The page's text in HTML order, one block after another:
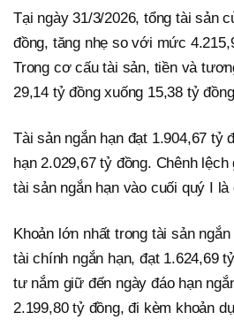
Tại ngày 31/3/2026, tổng tài sản
đồng, tăng nhẹ so với mức
Trong cơ cấu tài sản, tiền và
29,14 tỷ đồng xuống 15,38 tỷ
Tài sản ngắn hạn đạt 1.904,67 tỷ
hạn 2.029,67 tỷ đồng. Chênh
tài sản ngắn hạn vào cuối quý I là
Khoản lớn nhất trong tài sản
tài chính ngắn hạn, đạt 1.624,69
tư nắm giữ đến ngày đáo hạn
2.199,80 tỷ đồng, đi kèm khoản